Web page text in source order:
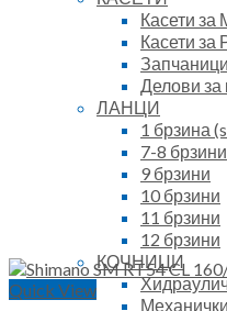
Касети за
Касети за
Запчаници
Делови за
ЛАНЦИ
1 брзина
7-8 брзини
9 брзини
10 брзини
11 брзини
12 брзини
КОЧНИЦИ
Quick View